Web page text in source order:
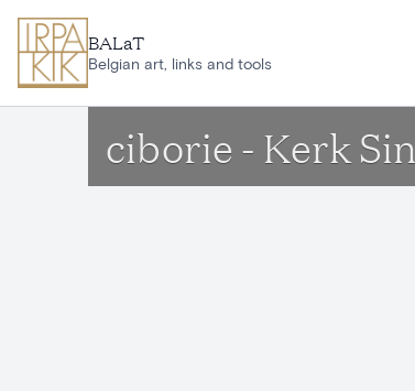
BALaT
Belgian art, links and tools
ciborie - Kerk